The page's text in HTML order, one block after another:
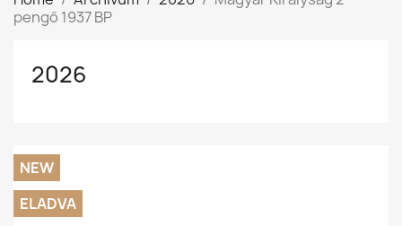
pengő 1937 BP
2026
NEW
ELADVA